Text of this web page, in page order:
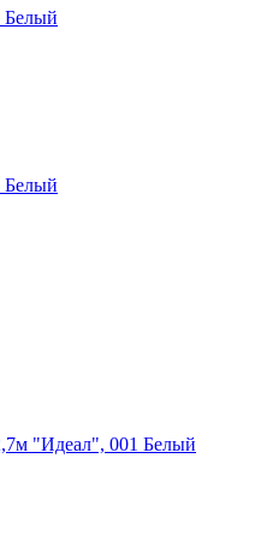
Белый
Белый
"Идеал", 001 Белый